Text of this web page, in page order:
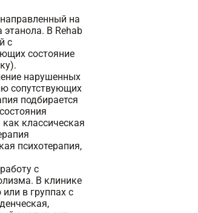
на
В Rehab
с
состояние
нарушенных
сопутствующих
подбирается
классическая
психотерапия,
с
В клинике
в группах с